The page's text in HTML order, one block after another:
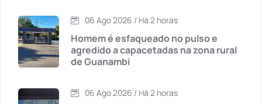
Caraíbas
Carinhanha (299)
Caturama
06 Ago 2026 / Há 2 horas
Homem é esfaqueado no pulso e
agredido a capacetadas na zona rural
de Guanambi
06 Ago 2026 / Há 2 horas